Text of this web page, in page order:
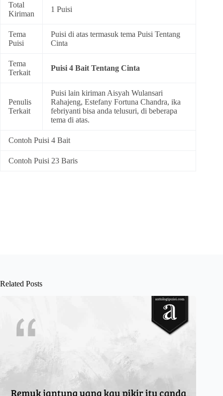
Total
Kiriman
1 Puisi
Tema
Puisi
Puisi di atas termasuk tema Puisi Tentang
Cinta
Tema
Terkait
Puisi 4 Bait Tentang Cinta
Penulis
Terkait
Puisi lain kiriman Aisyah Wulansari
Rahajeng, Estefany Fortuna Chandra, ika
febriyanti bisa anda telusuri, di beberapa
tema di atas.
Contoh Puisi 4 Bait
Contoh Puisi 23 Baris
Related Posts